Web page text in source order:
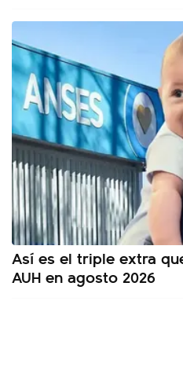
Así es el triple extra
AUH en agosto 2026